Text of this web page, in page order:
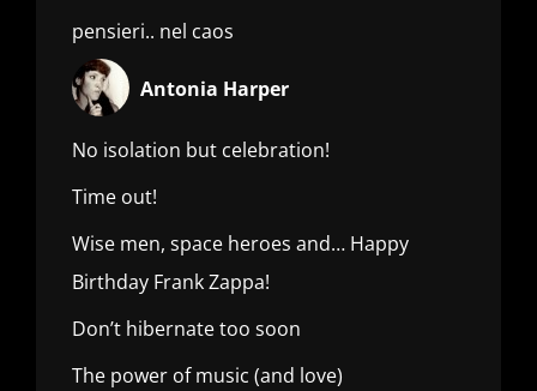
pensieri.. nel caos
Antonia Harper
No isolation but celebration!
Time out!
Wise men, space heroes and… Happy
Birthday Frank Zappa!
Don’t hibernate too soon
The power of music (and love)